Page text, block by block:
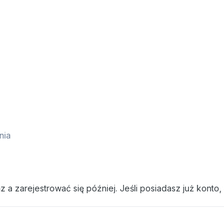
a zarejestrować się później. Jeśli posiadasz już konto,